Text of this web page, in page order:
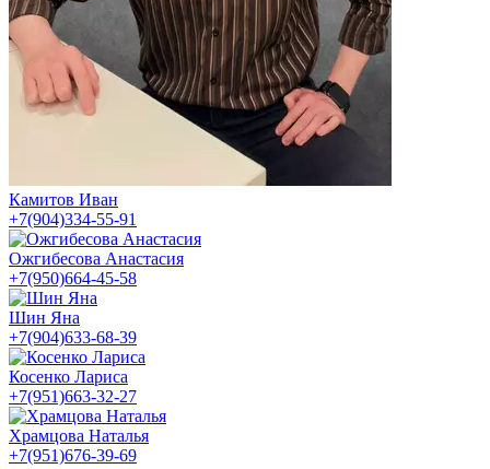
Камитов Иван
+7(904)334-55-91
Ожгибесова Анастасия
+7(950)664-45-58
Шин Яна
+7(904)633-68-39
Косенко Лариса
+7(951)663-32-27
Храмцова Наталья
+7(951)676-39-69